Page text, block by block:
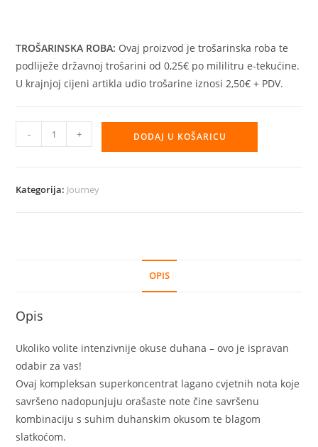
TROŠARINSKA ROBA: Ovaj proizvod je trošarinska roba te
podliježe državnoj trošarini od 0,25€ po mililitru e-tekućine.
U krajnjoj cijeni artikla udio trošarine iznosi 2,50€ + PDV.
Journey
10/100ml
- + DODAJ U KOŠARICU
Kategorija: Journey
OPIS
Opis
Ukoliko volite intenzivnije okuse duhana – ovo je ispravan
odabir za vas!
Ovaj kompleksan superkoncentrat lagano cvjetnih nota koje
savršeno nadopunjuju orašaste note čine savršenu
kombinaciju s suhim duhanskim okusom te blagom
slatkoćom.